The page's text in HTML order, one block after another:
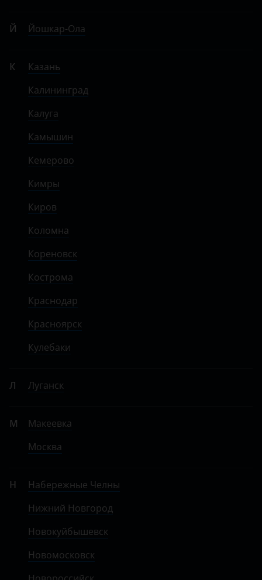
Й Йошкар-Ола
К
Казань
Калининград
Калуга
Камышин
Кемерово
Кимры
Киров
Коломна
Кореновск
Кострома
Краснодар
Красноярск
Кулебаки
Л Луганск
М
Макеевка
Москва
Н
Набережные Челны
Нижний Новгород
Новокуйбышевск
Новомосковск